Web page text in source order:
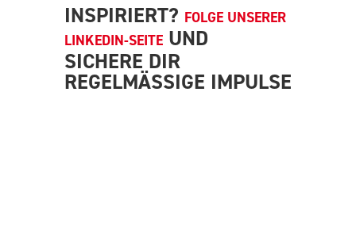
INSPIRIERT? FOLGE UNSERER
LINKEDIN-SEITEUND
SICHERE DIR
REGELMÄSSIGE IMPULSE